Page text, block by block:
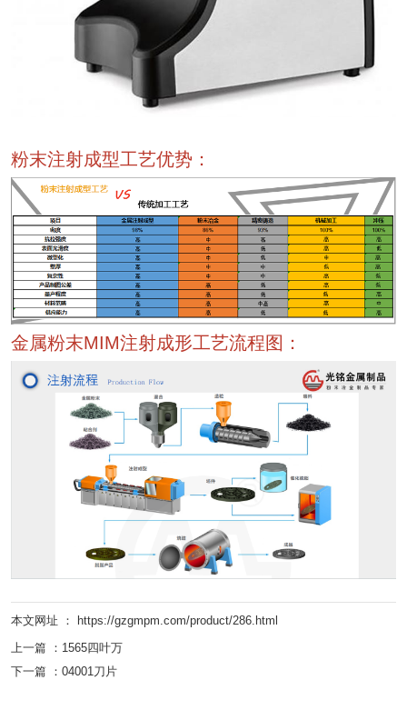
粉末注射成型工艺优势：
金属粉末MIM注射成形工艺流程图：
本文网址 ： https://gzgmpm.com/product/286.html
上一篇 ： 1565四叶万
下一篇 ： 04001刀片